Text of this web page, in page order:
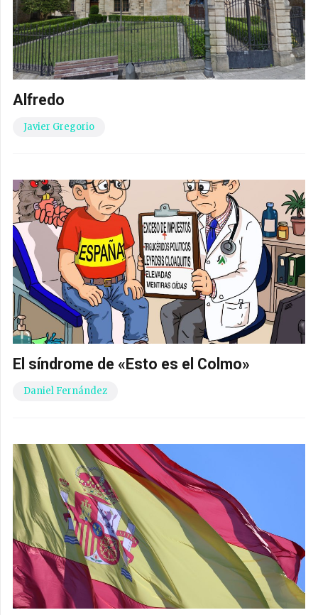
Alfredo
Javier Gregorio
El síndrome de «Esto es el Colmo»
Daniel Fernández